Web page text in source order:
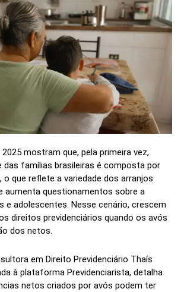
2025 mostram que, pela primeira vez,
das famílias brasileiras é composta por
que reflete a variedade dos arranjos
aumenta questionamentos sobre a
e adolescentes. Nesse cenário, crescem
direitos previdenciários quando os avós
dos netos.
em Direito Previdenciário Thaís
à plataforma Previdenciarista, detalha
netos criados por avós podem ter